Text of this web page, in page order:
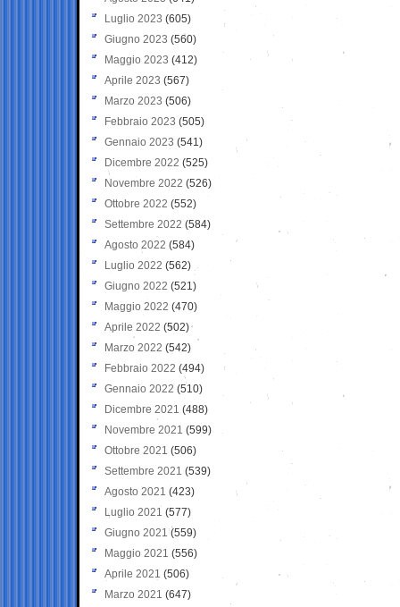
Luglio 2023 (605)
Giugno 2023 (560)
Maggio 2023 (412)
Aprile 2023 (567)
Marzo 2023 (506)
Febbraio 2023 (505)
Gennaio 2023 (541)
Dicembre 2022 (525)
Novembre 2022 (526)
Ottobre 2022 (552)
Settembre 2022 (584)
Agosto 2022 (584)
Luglio 2022 (562)
Giugno 2022 (521)
Maggio 2022 (470)
Aprile 2022 (502)
Marzo 2022 (542)
Febbraio 2022 (494)
Gennaio 2022 (510)
Dicembre 2021 (488)
Novembre 2021 (599)
Ottobre 2021 (506)
Settembre 2021 (539)
Agosto 2021 (423)
Luglio 2021 (577)
Giugno 2021(559)
Maggio 2021 (556)
Aprile 2021 (506)
Marzo 2021 (647)